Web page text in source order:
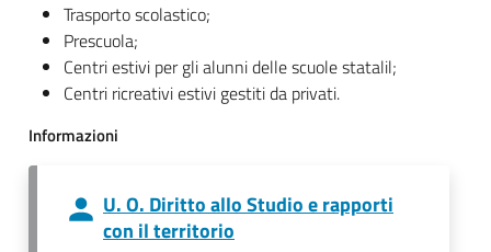
Trasporto scolastico;
Prescuola;
Centri estivi per gli alunni delle scuole statalil;
Centri ricreativi estivi gestiti da privati.
Informazioni
U. O. Diritto allo Studio e rapporti
con il territorio